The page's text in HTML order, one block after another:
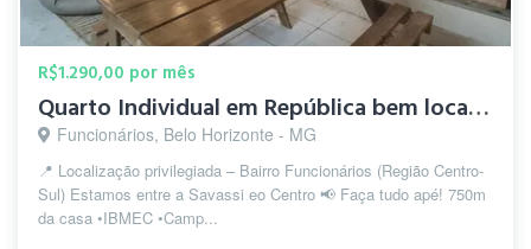
R$1.290,00 por mês
Quarto Individual em República bem localizada
Funcionários, Belo Horizonte - MG
📍 Localização privilegiada – Bairro Funcionários (Região Centro-
Sul) Estamos entre a Savassi eo Centro 📢 Faça tudo apé! 750m
da casa •IBMEC •Camp...